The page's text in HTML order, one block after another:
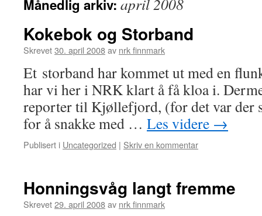
Månedlig arkiv: april 2008
Kokebok og Storband
Skrevet30. april 2008av nrk finnmark
Et storband har kommet ut med en
har vi her i NRK klart å få kloa i.
reporter til Kjøllefjord, (for det var der
for å snakke med … Les videre →
Publisert i Uncategorized | Skriv en kommentar
Honningsvåg langt fremme
Skrevet29. april 2008av nrk finnmark